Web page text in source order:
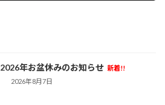
2026年お盆休みのお知らせ 新着!!
2026年8月7日